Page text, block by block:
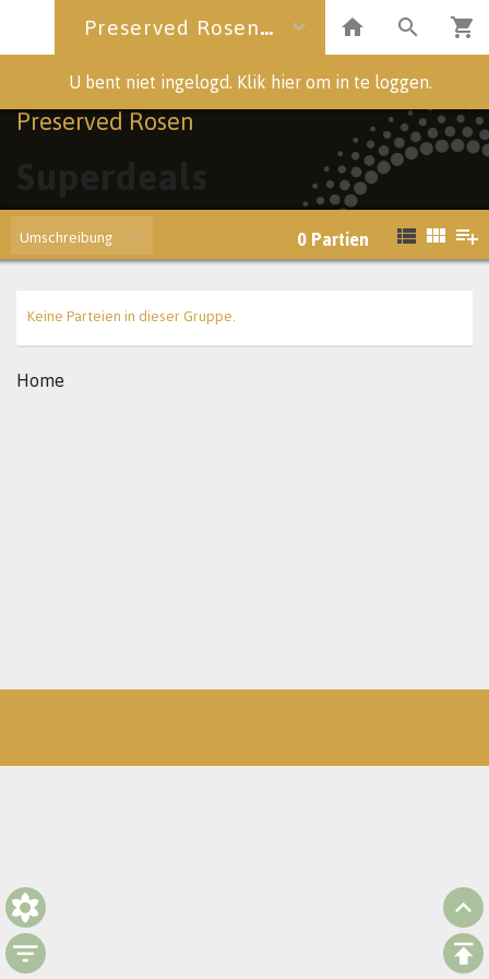
Preserved Rosen
U bent niet ingelogd. Klik hier om in te loggen.
Preserved Rosen
Umschreibung 0 Partien
Keine Parteien in dieser Gruppe.
Home